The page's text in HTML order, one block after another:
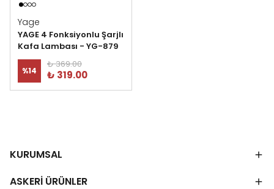
Yage
YAGE 4 Fonksiyonlu Şarjlı
Kafa Lambası - YG-879
%14
₺ 369.00
₺ 319.00
KURUMSAL
ASKERİ ÜRÜNLER